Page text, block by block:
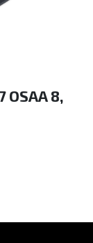
OSAA 8,